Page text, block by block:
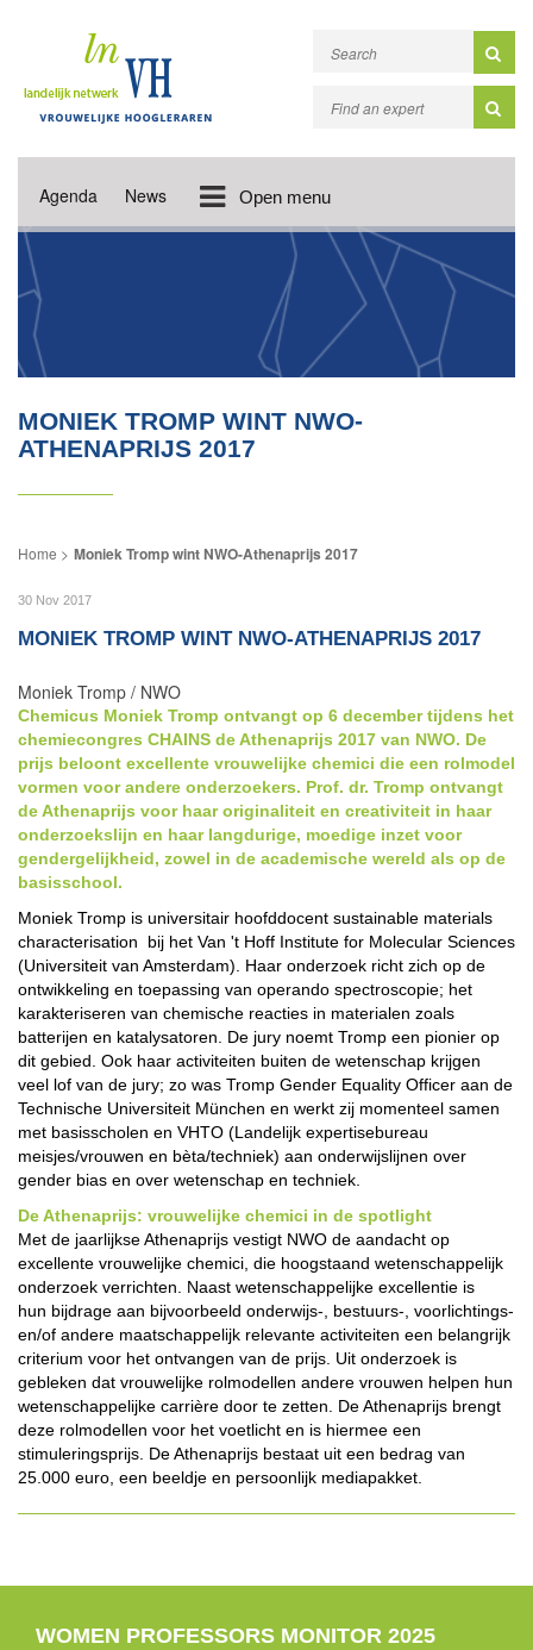
Agenda News Open menu
MONIEK TROMP WINT NWO-
ATHENAPRIJS 2017
Moniek Tromp wint NWO-Athenaprijs 2017
30 Nov 2017
MONIEK TROMP WINT NWO-ATHENAPRIJS 2017
Moniek Tromp / NWO
Chemicus Moniek Tromp ontvangt op 6 december tijdens het
chemiecongres CHAINS de Athenaprijs 2017 van NWO. De
prijs beloont excellente vrouwelijke chemici die een rolmodel
vormen voor andere onderzoekers. Prof. dr. Tromp ontvangt
de Athenaprijs voor haar originaliteit en creativiteit in haar
onderzoekslijn en haar langdurige, moedige inzet voor
gendergelijkheid, zowel in de academische wereld als op de
basisschool.
Moniek Tromp is universitair hoofddocent sustainable materials
characterisation bij het Van 't Hoff Institute for Molecular Sciences
(Universiteit van Amsterdam). Haar onderzoek richt zich op de
ontwikkeling en toepassing van operando spectroscopie; het
karakteriseren van chemische reacties in materialen zoals
batterijen en katalysatoren. De jury noemt Tromp een pionier op
dit gebied. Ook haar activiteiten buiten de wetenschap krijgen
veel lof van de jury; zo was Tromp Gender Equality Officer aan de
Technische Universiteit München en werkt zij momenteel samen
met basisscholen en VHTO (Landelijk expertisebureau
meisjes/vrouwen en bèta/techniek) aan onderwijslijnen over
gender bias en over wetenschap en techniek.
De Athenaprijs: vrouwelijke chemici in de spotlight
Met de jaarlijkse Athenaprijs vestigt NWO de aandacht op
excellente vrouwelijke chemici, die hoogstaand wetenschappelijk
onderzoek verrichten. Naast wetenschappelijke excellentie is
hun bijdrage aan bijvoorbeeld onderwijs-, bestuurs-, voorlichtings-
en/of andere maatschappelijk relevante activiteiten een belangrijk
criterium voor het ontvangen van de prijs. Uit onderzoek is
gebleken dat vrouwelijke rolmodellen andere vrouwen helpen hun
wetenschappelijke carrière door te zetten. De Athenaprijs brengt
deze rolmodellen voor het voetlicht en is hiermee een
stimuleringsprijs. De Athenaprijs bestaat uit een bedrag van
25.000 euro, een beeldje en persoonlijk mediapakket.
WOMEN PROFESSORS MONITOR 2025